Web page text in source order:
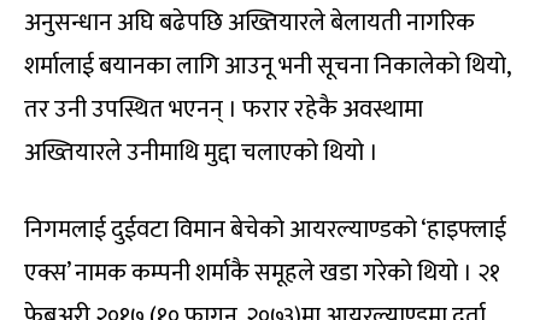
अनुसन्धान अघि बढेपछि अख्तियारले बेलायती नागरिक
शर्मालाई बयानका लागि आउनू भनी सूचना निकालेको थियो,
तर उनी उपस्थित भएनन् । फरार रहेकै अवस्थामा
अख्तियारले उनीमाथि मुद्दा चलाएको थियो ।
निगमलाई दुईवटा विमान बेचेको आयरल्याण्डको ‘हाइफ्लाई
एक्स’ नामक कम्पनी शर्माकै समूहले खडा गरेको थियो । २१